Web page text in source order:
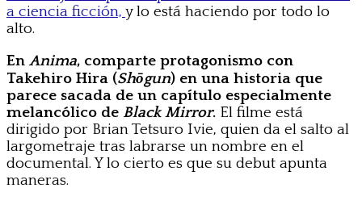
a ciencia ficción, y lo está haciendo por todo lo
alto.
EnAnima, comparte protagonismo con
Takehiro Hira (Shōgun) en una historia que
parece sacada de un capítulo especialmente
melancólico de Black Mirror. El filme está
dirigido por Brian Tetsuro Ivie, quien da el salto al
largometraje tras labrarse un nombre en el
documental. Y lo cierto es que su debut apunta
maneras.